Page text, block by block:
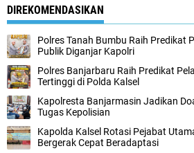
DIREKOMENDASIKAN
Polres Tanah Bumbu Raih Predikat
Publik Diganjar Kapolri
Polres Banjarbaru Raih Predikat
Tertinggi di Polda Kalsel
Kapolresta Banjarmasin Jadikan
Tugas Kepolisian
Kapolda Kalsel Rotasi Pejabat
Bergerak Cepat Beradaptasi